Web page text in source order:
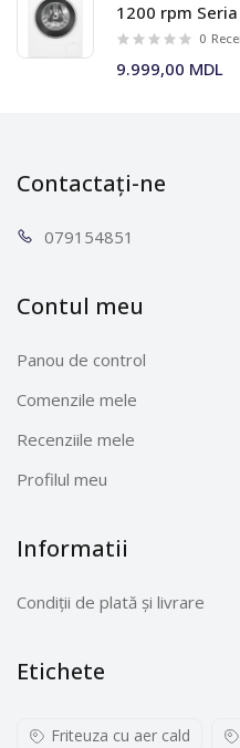
1200 rpm
0
9.999,00 MDL
Contactați-ne
0791 54851
Contul meu
Panou de control
Comenzile mele
Recenziile mele
Profilul meu
Informatii
Condiții de plată și livrare
Etichete
Friteuza cu aer cald